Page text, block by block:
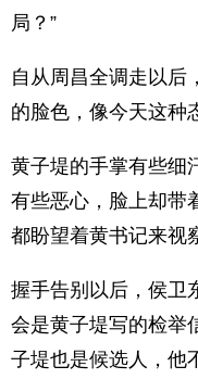
局？”
自从周昌全调走以后
的脸色，像今天这种
黄子堤的手掌有些细
有些恶心，脸上却带
都盼望着黄书记来视
握手告别以后，侯卫
会是黄子堤写的检举
子堤也是候选人，他